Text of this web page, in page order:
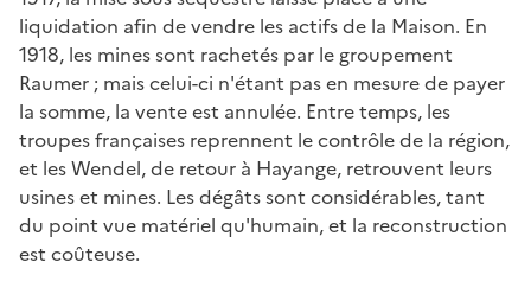
liquidation afin de vendre les actifs de la Maison. En
1918, les mines sont rachetés par le groupement
Raumer ; mais celui-ci n'étant pas en mesure de payer
la somme, la vente est annulée. Entre temps, les
troupes françaises reprennent le contrôle de la région,
et les Wendel, de retour à Hayange, retrouvent leurs
usines et mines. Les dégâts sont considérables, tant
du point vue matériel qu'humain, et la reconstruction
est coûteuse.